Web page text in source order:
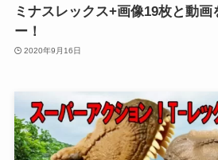
ミナスレックス+画像19枚と動
ー！
2020年9月16日